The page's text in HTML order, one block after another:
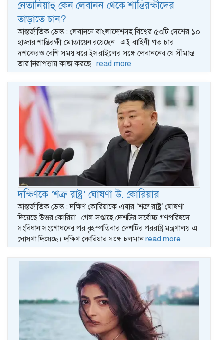
নেতানিয়াহু কেন লেবানন থেকে শান্তিরক্ষীদের
তাড়াতে চান?
আন্তর্জাতিক ডেস্ক : লেবাননে বাংলাদেশসহ বিশ্বের ৫০টি দেশের ১০
হাজার শান্তিরক্ষী মোতায়েন রয়েছেন। এই বাহিনী গত চার
দশকেরও বেশি সময় ধরে ইসরাইলের সঙ্গে লেবাননের যে সীমান্ত
তার নিরাপত্তায় কাজ করছে। read more
দক্ষিণকে ‘শত্রু রাষ্ট্র’ ঘোষণা উ. কোরিয়ার
আন্তর্জাতিক ডেস্ক : দক্ষিণ কোরিয়াকে এবার ‘শত্রু রাষ্ট্র’ ঘোষণা
দিয়েছে উত্তর কোরিয়া। গেল সপ্তাহে দেশটির সর্বোচ্চ গণপরিষদে
সংবিধান সংশোধনের পর বৃহস্পতিবার দেশটির পররাষ্ট্র মন্ত্রণালয় এ
ঘোষণা দিয়েছে। দক্ষিণ কোরিয়ার সঙ্গে চলমানread more